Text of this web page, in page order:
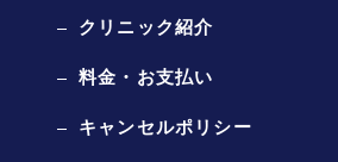
クリニック紹介
料金・お支払い
キャンセルポリシー